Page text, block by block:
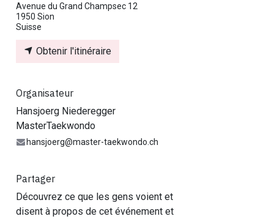
Avenue du Grand Champsec 12
1950 Sion
Suisse
Obtenir l'itinéraire
Organisateur
Hansjoerg Niederegger
MasterTaekwondo
hansjoerg@master-taekwondo.ch
Partager
Découvrez ce que les gens voient et
disent à propos de cet événement et